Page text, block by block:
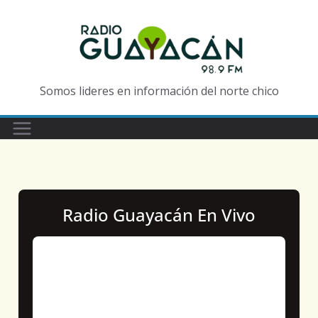
Somos lideres en información del norte chico
Radio Guayacán En Vivo